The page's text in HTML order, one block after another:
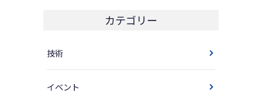
カテゴリー
技術
イベント